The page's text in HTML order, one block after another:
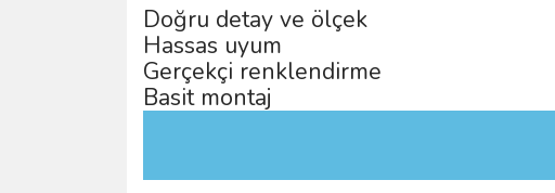
Doğru detay ve ölçek
Hassas uyum
Gerçekçi renklendirme
Basit montaj